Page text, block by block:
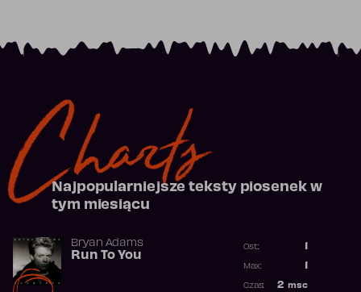
Charts
Najpopularniejsze teksty piosenek w
tym miesiącu
Bryan Adams
Run To You
Ost.:
Max:
2 msc
Czas: